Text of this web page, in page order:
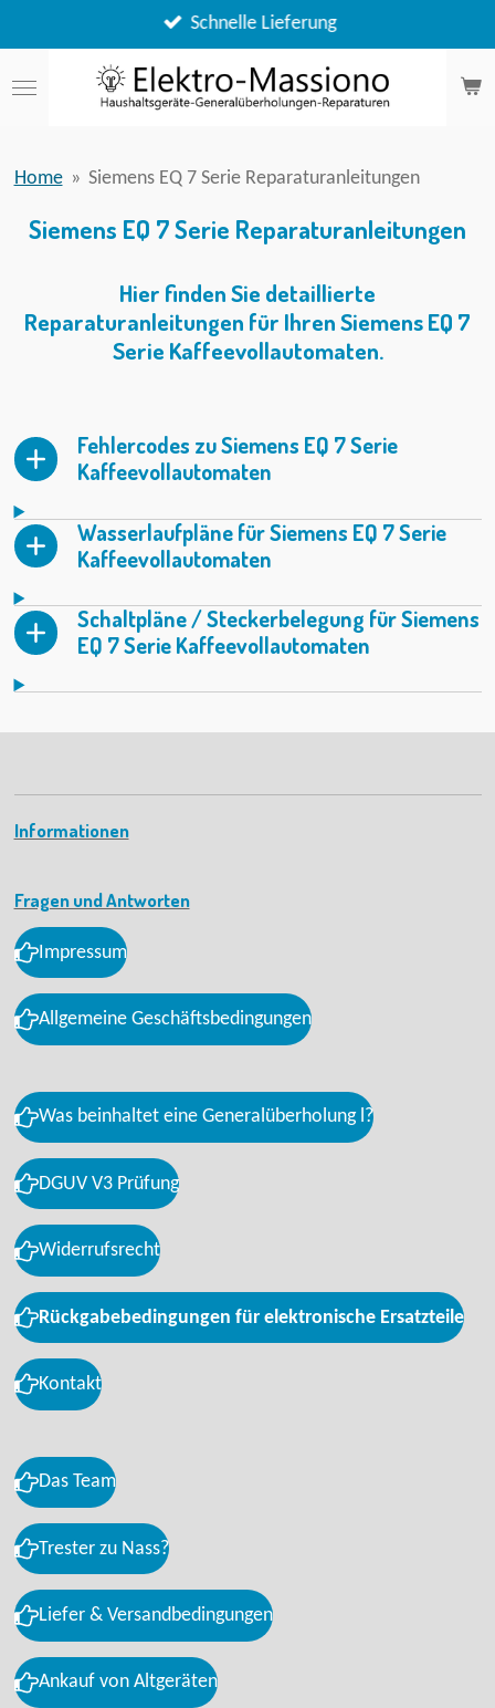
Hauptinhalt
springen
Schnelle Lieferung
Home » Siemens EQ 7 Serie Reparaturanleitungen
Siemens EQ 7 Serie Reparaturanleitungen
Hier finden Sie detaillierte
Reparaturanleitungen für Ihren Siemens EQ 7
Serie Kaffeevollautomaten.
Fehlercodes zu Siemens EQ 7 Serie
Kaffeevollautomaten
Wasserlaufpläne für Siemens EQ 7 Serie
Kaffeevollautomaten
Schaltpläne / Steckerbelegung für Siemens
EQ 7 Serie Kaffeevollautomaten
Informationen
Fragen und Antworten
Impressum
Allgemeine Geschäftsbedingungen
Was beinhaltet eine Generalüberholung l?
DGUV V3 Prüfung
Widerrufsrecht
Rückgabebedingungen für elektronische Ersatzteile
Kontakt
Das Team
Trester zu Nass?
Liefer & Versandbedingungen
Ankauf von Altgeräten